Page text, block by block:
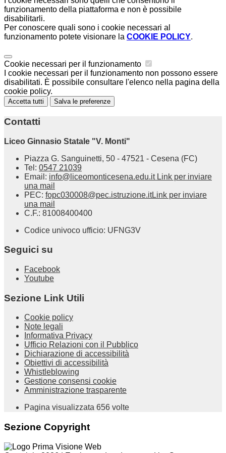
funzionamento della piattaforma e non è possibile
disabilitarli.
Per conoscere quali sono i cookie necessari al
funzionamento potete visionare la COOKIE POLICY.
Cookie necessari per il funzionamento
I cookie necessari per il funzionamento non possono essere
disabilitati. È possibile consultare l'elenco nella pagina della
cookie policy.
Accetta tutti Salva le preferenze
Contatti
Liceo Ginnasio Statale "V. Monti"
Piazza G. Sanguinetti, 50 - 47521 - Cesena (FC)
Tel: 0547 21039
Email: info@liceomonticesena.edu.it Link per inviare
una mail
PEC: fopc030008@pec.istruzione.itLink per inviare
una mail
C.F.: 81008400400
Codice univoco ufficio: UFNG3V
Seguici su
Facebook
Youtube
Sezione Link Utili
Cookie policy
Note legali
Informativa Privacy
Ufficio Relazioni con il Pubblico
Dichiarazione di accessibilità
Obiettivi di accessibilità
Whistleblowing
Gestione consensi cookie
Amministrazione trasparente
Pagina visualizzata 656 volte
Sezione Copyright